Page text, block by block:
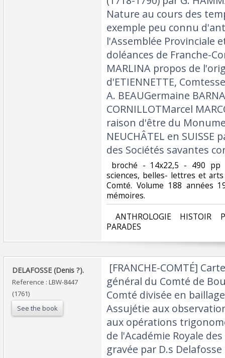
Nature au cours des
exemple peu connu
l'Assemblée Provinciale
doléances de Franche-
MARLINA propos de
d'ETIENNETTE,
A. BEAUGermaine
CORNILLOTMarcel
raison d'être du
NEUCHÂTEL en SUISSE
des Sociétés savantes
broché - 14x22,5 - 490 pp
sciences, belles- lettres et
Comté. Volume 188 années
mémoires. ‎
ANTHROLOGIE HISTOIR
PARADES‎
‎DELAFOSSE (Denis ?).‎
Reference : LBW-8447
(1761)
See the book
[FRANCHE-COMTÉ]
général du Comté de
Comté divisée en
Assujétie aux
aux opérations
de l'Académie Royale
gravée par D.s Delafosse